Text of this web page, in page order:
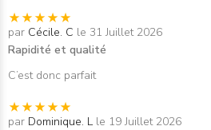
par Cécile. C le 31 Juillet 2026
Rapidité et qualité
C’est donc parfait
par Dominique. L le 19 Juillet 2026